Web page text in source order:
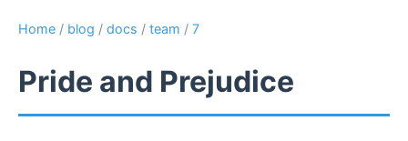
Home / blog / docs / team / 7
Pride and Prejudice